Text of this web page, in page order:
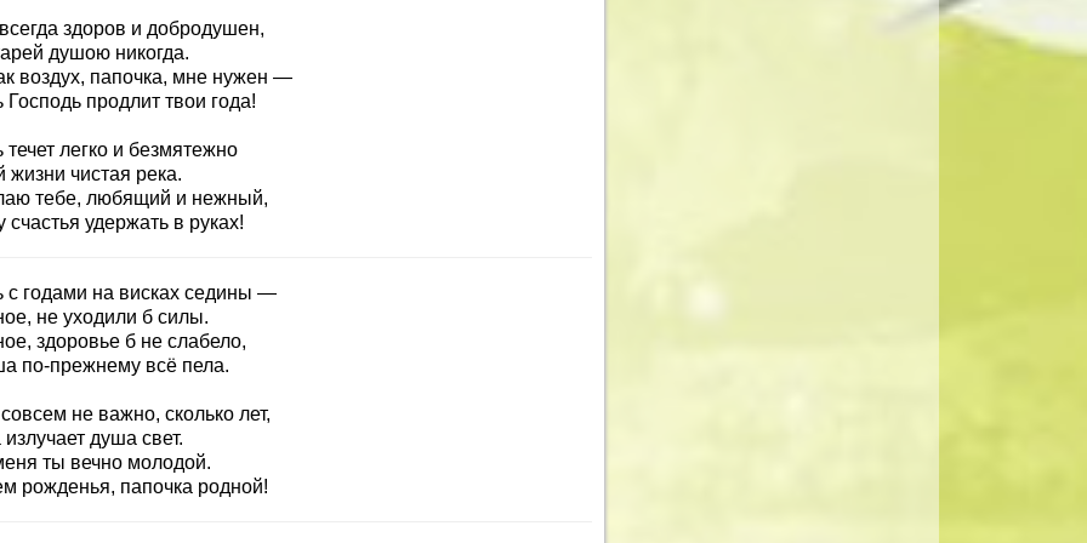
здоров и добродушен,
душою никогда.
воздух, папочка, мне нужен —
Господь продлит твои года!
течет легко и безмятежно
жизни чистая река.
тебе, любящий и нежный,
счастья удержать в руках!
с годами на висках седины —
не уходили б силы.
здоровье б не слабело,
по-прежнему всё пела.
не важно, сколько лет,
излучает душа свет.
ты вечно молодой.
рожденья, папочка родной!